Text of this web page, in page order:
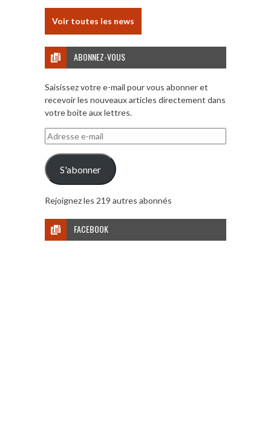
Voir toutes les news
ABONNEZ-VOUS
Saisissez votre e-mail pour vous abonner et
recevoir les nouveaux articles directement dans
votre boite aux lettres.
Adresse
e-
mail
S'abonner
Rejoignez les 219 autres abonnés
FACEBOOK